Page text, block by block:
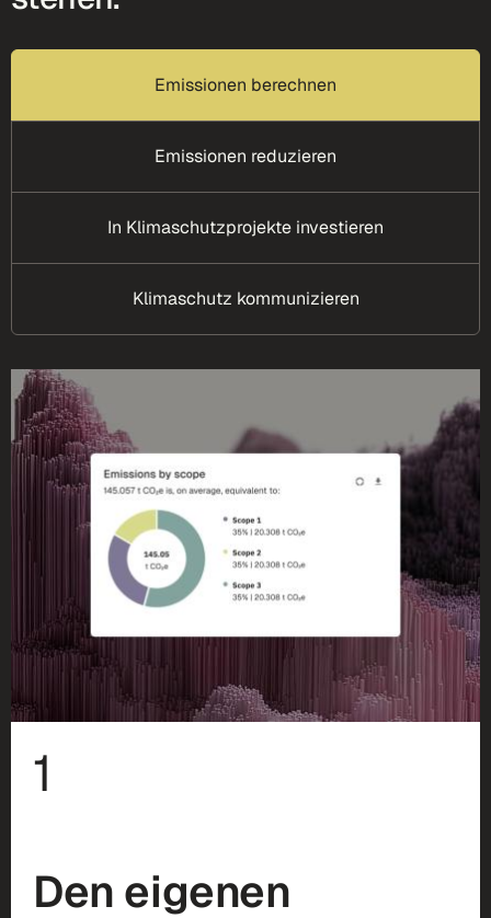
Emissionen berechnen
Emissionen reduzieren
In Klimaschutzprojekte investieren
Klimaschutz kommunizieren
1
Den eigenen